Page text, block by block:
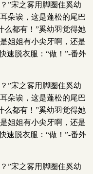
”宋之雾用脚圈住奚幼
朵诶，这是蓬松的尾巴
么都有！”奚幼羽觉得她
姐姐有小尖牙啊，还是
速脱衣服：“做！”-番外
”宋之雾用脚圈住奚幼
朵诶，这是蓬松的尾巴
么都有！”奚幼羽觉得她
姐姐有小尖牙啊，还是
速脱衣服：“做！”-番外
”宋之雾用脚圈住奚幼